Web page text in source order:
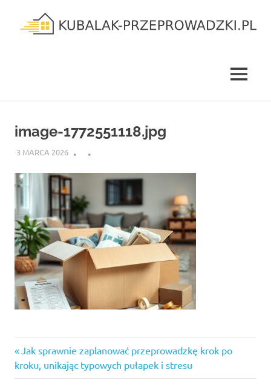
content
MENU
image-1772551118.jpg
3 MARCA 2026
Nawigacja
wpisu
Previous
Post:
Jak sprawnie zaplanować przeprowadzkę krok po
kroku, unikając typowych pułapek i stresu